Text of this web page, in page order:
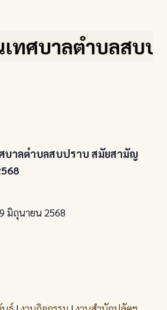
บาลตำบลสบปรา
บาลตำบลสบปราบ สมัยสามัญ
มิถุนายน 2568